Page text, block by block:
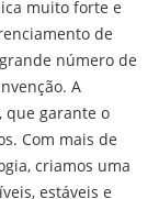
muito forte e
de
número de
A
que garante o
Com mais de
criamos uma
estáveis ​​e